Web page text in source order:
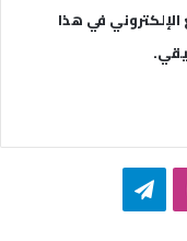
في هذا
انستقرامتيلقرام